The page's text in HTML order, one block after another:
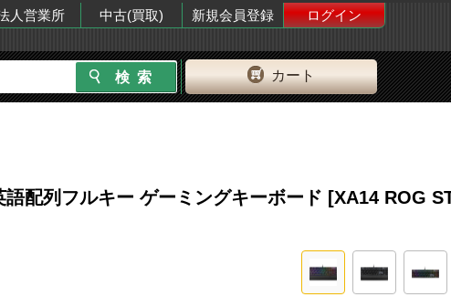
人営業所 中古(買取) 新規会員登録
ログイン
カート
配列フルキー ゲーミングキーボード [XA14 ROG